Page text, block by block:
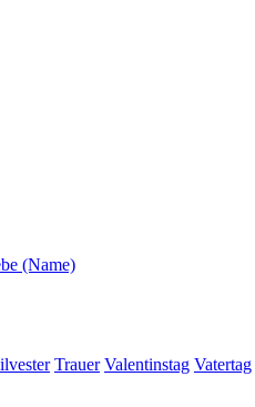
(Name)
Trauer Valentinstag Vatertag